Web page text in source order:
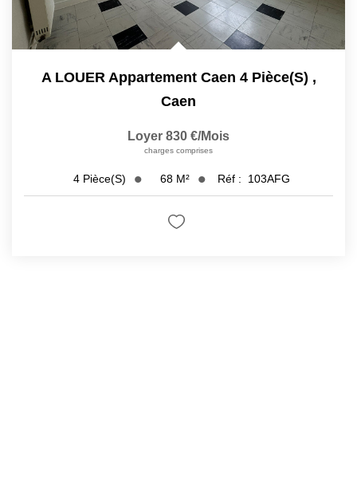
A LOUER Appartement Caen 4 Pièce(s) ,
Caen
Loyer 830 €/mois
charges comprises
4 Pièce(s) 68 M² Réf : 103AFG